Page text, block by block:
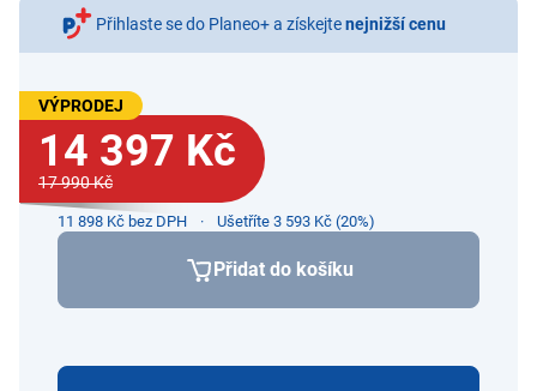
Přihlaste se do Planeo+ a získejtenejnižší cenu
VÝPRODEJ
14 397 Kč
17 990 Kč
11 898 Kč bez DPH Ušetříte 3 593 Kč (20%)
Přidat do košíku